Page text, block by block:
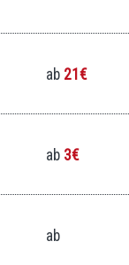
ab21€
ab3€
ab